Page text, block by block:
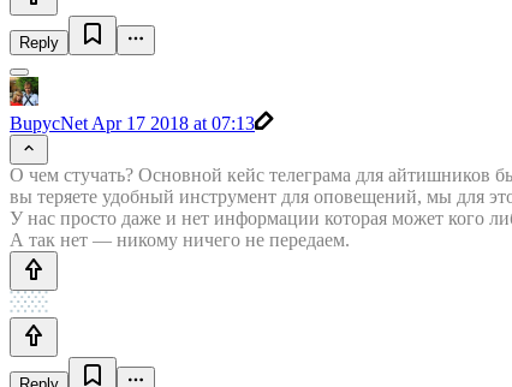
Reply
BupycNet Apr 17 2018 at 07:13
О чем стучать? Основной кейс телеграма для айтишников
вы теряете удобный инструмент для оповещений, мы для
У нас просто даже и нет информации которая может кого
А так нет — никому ничего не передаем.